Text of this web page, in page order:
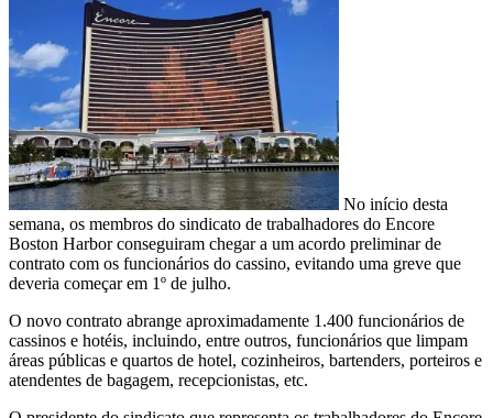
No início desta
semana, os membros do sindicato de trabalhadores do Encore
Boston Harbor conseguiram chegar a um acordo preliminar de
contrato com os funcionários do cassino, evitando uma greve que
deveria começar em 1º de julho.
O novo contrato abrange aproximadamente 1.400 funcionários de
cassinos e hotéis, incluindo, entre outros, funcionários que limpam
áreas públicas e quartos de hotel, cozinheiros, bartenders, porteiros e
atendentes de bagagem, recepcionistas, etc.